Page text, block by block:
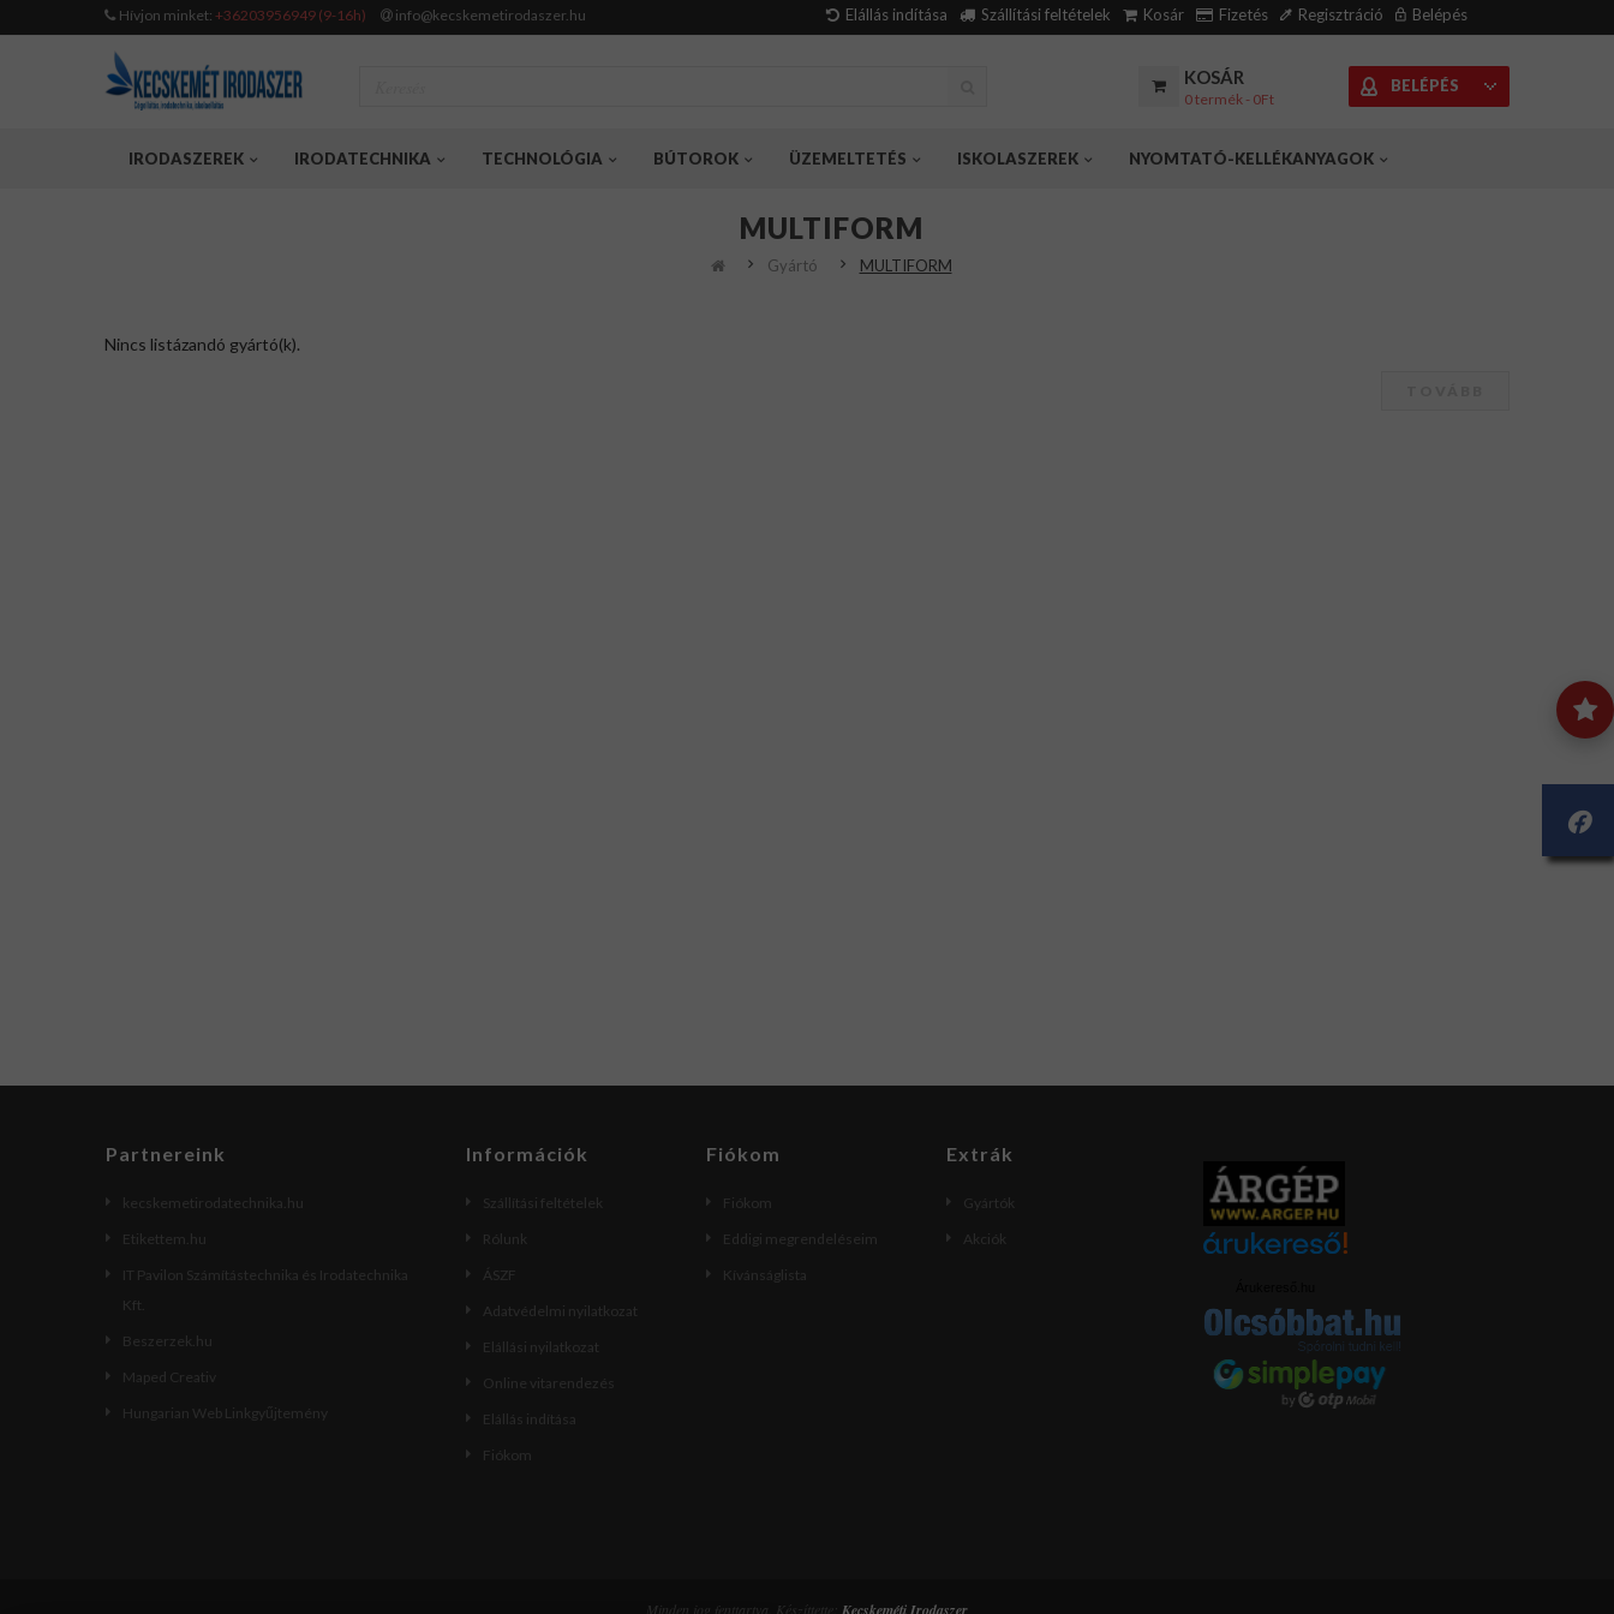
Hívjon minket: +36203956949 (9-16h) info@kecskemetirodaszer.hu Elállás indítása Szállítási feltételek Kosár Fizetés Regisztráció Belépés
KOSÁR
0 termék - 0Ft
BELÉPÉS
IRODASZEREK IRODATECHNIKA TECHNOLÓGIA BÚTOROK ÜZEMELTETÉS ISKOLASZEREK NYOMTATÓ-KELLÉKANYAGOK
MULTIFORM
Gyártó MULTIFORM
Nincs listázandó gyártó(k).
Partnereink
kecskemetirodatechnika.hu
Etikettem.hu
IT Pavilon Számítástechnika és Irodatechnika
Kft.
Beszerzek.hu
Maped Creativ
Hungarian Web Linkgyűjtemény
Információk
Szállítási feltételek
Rólunk
ÁSZF
Adatvédelmi nyilatkozat
Elállási nyilatkozat
Online vitarendezés
Elállás indítása
Fiókom
Fiókom
Fiókom
Eddigi megrendeléseim
Kívánságlista
Extrák
Gyártók
Akciók
Minden jog fenttartva. Készíttette: Kecskeméti Irodaszer